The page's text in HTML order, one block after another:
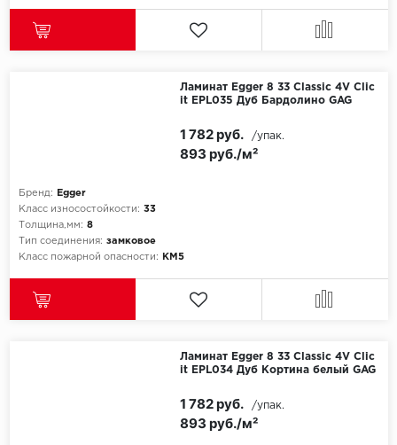
Ламинат Egger 8 33 Classic 4V Clic
it EPL035 Дуб Бардолино GAG
Бренд:
Egger
Класс износостойкости: 33
Толщина,мм: 8
Тип соединения: замковое
Класс пожарной опасности:
КМ5
893 руб./м²
1 782 руб. /упак.
Ламинат Egger 8 33 Classic 4V Clic
it EPL034 Дуб Кортина белый GAG
893 руб./м²
1 782 руб. /упак.